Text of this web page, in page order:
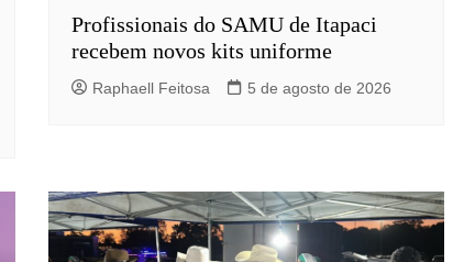
Profissionais do SAMU de Itapaci
recebem novos kits uniforme
Raphaell Feitosa 5 de agosto de 2026